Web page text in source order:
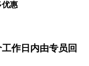
优惠
作日内由专员回